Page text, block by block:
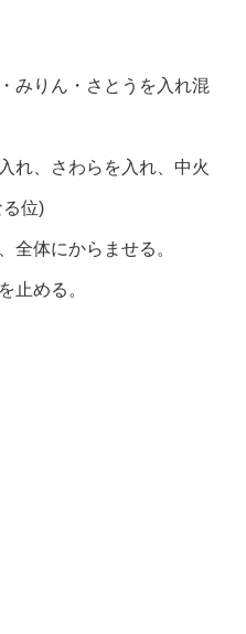
みりん・さとうを入れ混
れ、さわらを入れ、中火
位)
体にからませる。
止める。